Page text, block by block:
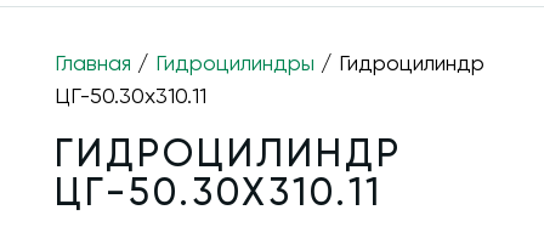
Главная / Гидроцилиндры / Гидроцилиндр
ЦГ-50.30х310.11
ГИДРОЦИЛИНДР
ЦГ-50.30Х310.11